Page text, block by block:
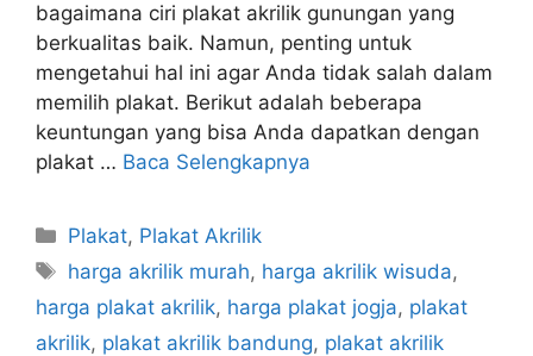
bagaimana ciri plakat akrilik gunungan yang
berkualitas baik. Namun, penting untuk
mengetahui hal ini agar Anda tidak salah dalam
memilih plakat. Berikut adalah beberapa
keuntungan yang bisa Anda dapatkan dengan
plakat … Baca Selengkapnya
Kategori
Plakat, Plakat Akrilik
Tag
harga akrilik murah, harga akrilik wisuda,
harga plakat akrilik, harga plakat jogja, plakat
akrilik, plakat akrilik bandung, plakat akrilik